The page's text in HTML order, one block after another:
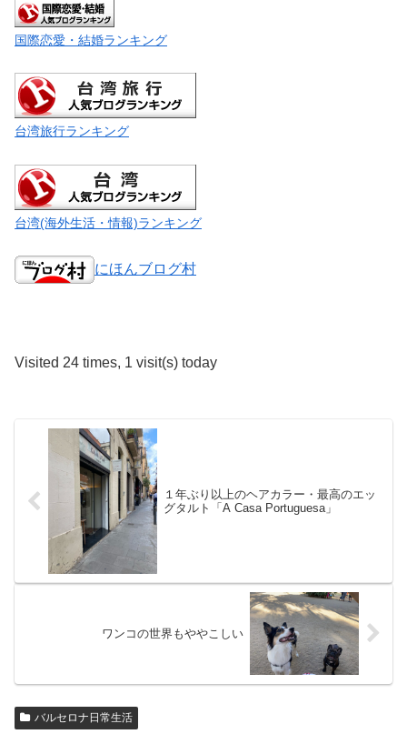
国際恋愛・結婚ランキング
台湾旅行ランキング
台湾(海外生活・情報)ランキング
にほんブログ村
Visited 24 times, 1 visit(s) today
１年ぶり以上のヘアカラー・最高のエッ
グタルト「A Casa Portuguesa」
ワンコの世界もややこしい
バルセロナ日常生活